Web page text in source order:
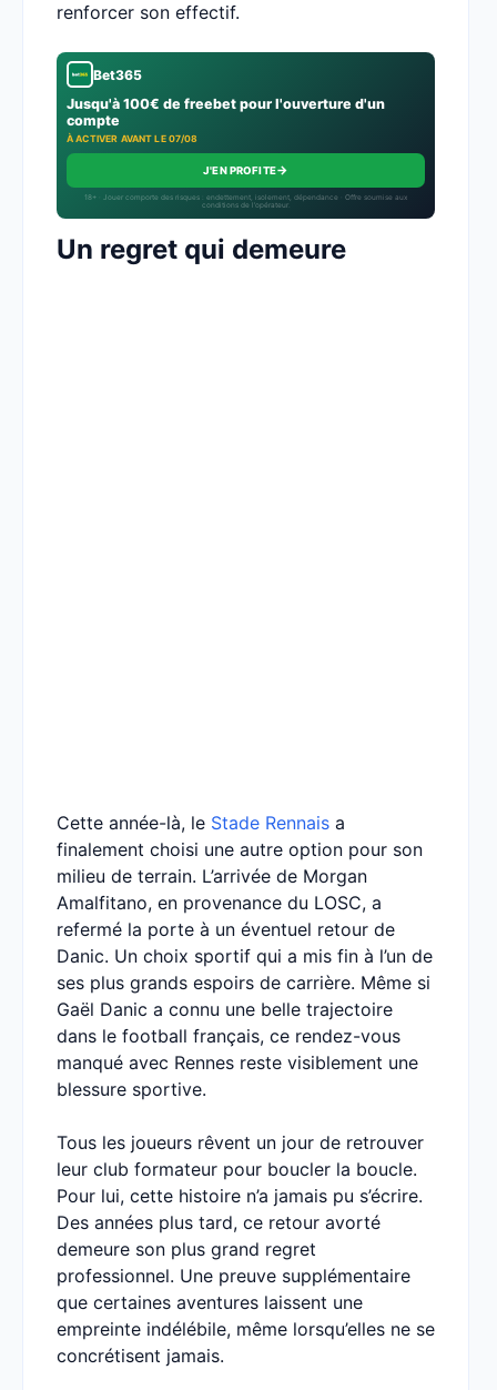
renforcer son effectif.
Bet365
Jusqu'à 100€ de freebet pour l'ouverture d'un
compte
À ACTIVER AVANT LE 07/08
J'EN PROFITE→
18+ · Jouer comporte des risques : endettement, isolement, dépendance · Offre soumise aux
conditions de l’opérateur.
Un regret qui demeure
Cette année-là, le Stade Rennais a
finalement choisi une autre option pour son
milieu de terrain. L’arrivée de Morgan
Amalfitano, en provenance du LOSC, a
refermé la porte à un éventuel retour de
Danic. Un choix sportif qui a mis fin à l’un de
ses plus grands espoirs de carrière. Même si
Gaël Danic a connu une belle trajectoire
dans le football français, ce rendez-vous
manqué avec Rennes reste visiblement une
blessure sportive.
Tous les joueurs rêvent un jour de retrouver
leur club formateur pour boucler la boucle.
Pour lui, cette histoire n’a jamais pu s’écrire.
Des années plus tard, ce retour avorté
demeure son plus grand regret
professionnel. Une preuve supplémentaire
que certaines aventures laissent une
empreinte indélébile, même lorsqu’elles ne se
concrétisent jamais.